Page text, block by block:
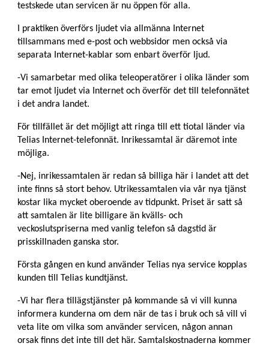
testskede utan servicen är nu öppen för alla.
I praktiken överförs ljudet via allmänna Internet
tillsammans med e-post och webbsidor men också via
separata Internet-kablar som enbart överför ljud.
-Vi samarbetar med olika teleoperatörer i olika länder som
tar emot ljudet via Internet och överför det till telefonnätet
i det andra landet.
För tillfället är det möjligt att ringa till ett tiotal länder via
Telias Internet-telefonnät. Inrikessamtal är däremot inte
möjliga.
-Nej, inrikessamtalen är redan så billiga här i landet att det
inte finns så stort behov. Utrikessamtalen via vår nya tjänst
kostar lika mycket oberoende av tidpunkt. Priset är satt så
att samtalen är lite billigare än kvälls- och
veckoslutspriserna med vanlig telefon så dagstid är
prisskillnaden ganska stor.
Första gången en kund använder Telias nya service kopplas
kunden till Telias kundtjänst.
-Vi har flera tillägstjänster på kommande så vi vill kunna
informera kunderna om dem när de tas i bruk och så vill vi
veta lite om vilka som använder servicen, någon annan
orsak finns det inte till det här. Samtalskostnaderna kommer